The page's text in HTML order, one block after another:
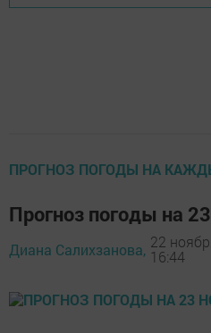
ПРОГНОЗ ПОГОДЫ НА
Прогноз погоды на
Диана Салихзанова, 22
16:44